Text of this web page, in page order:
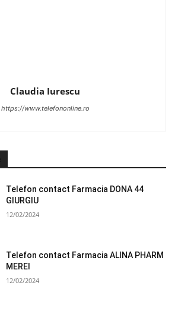
Claudia Iurescu
https://www.telefononline.ro
Telefon contact Farmacia DONA 44
GIURGIU
12/02/2024
Telefon contact Farmacia ALINA PHARM
MEREI
12/02/2024